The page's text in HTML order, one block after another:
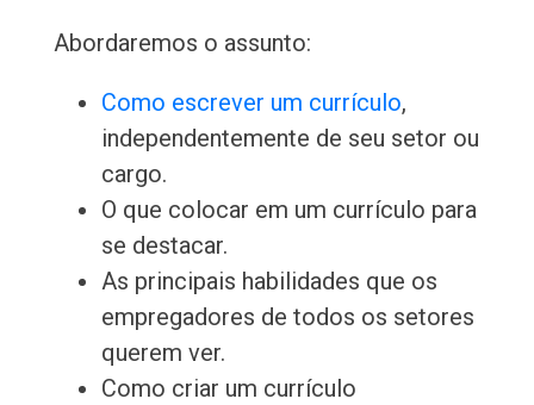
Abordaremos o assunto:
Como escrever um currículo,
independentemente de seu setor ou
cargo.
O que colocar em um currículo para
se destacar.
As principais habilidades que os
empregadores de todos os setores
querem ver.
Como criar um currículo